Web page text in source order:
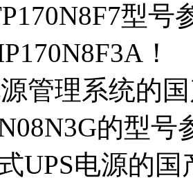
型
！
管理系统的
的型号
UPS电源的